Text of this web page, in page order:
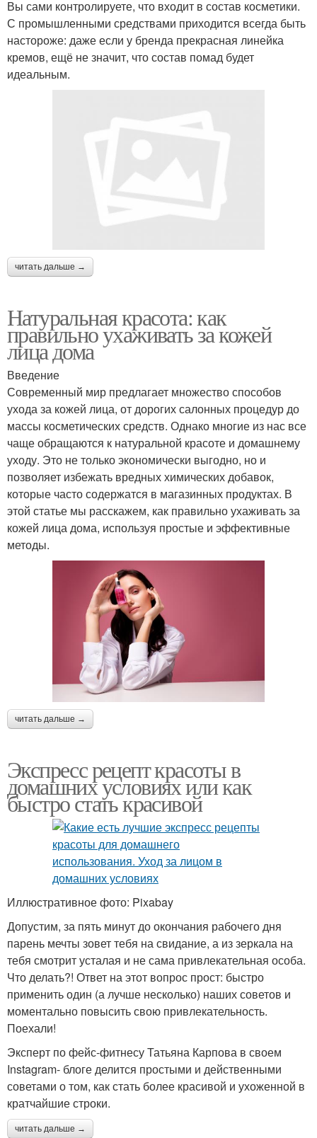
Вы сами контролируете, что входит в состав косметики.
С промышленными средствами приходится всегда быть
настороже: даже если у бренда прекрасная линейка
кремов, ещё не значит, что состав помад будет
идеальным.
читать дальше →
Натуральная красота: как
правильно ухаживать за кожей
лица дома
Введение
Современный мир предлагает множество способов
ухода за кожей лица, от дорогих салонных процедур до
массы косметических средств. Однако многие из нас все
чаще обращаются к натуральной красоте и домашнему
уходу. Это не только экономически выгодно, но и
позволяет избежать вредных химических добавок,
которые часто содержатся в магазинных продуктах. В
этой статье мы расскажем, как правильно ухаживать за
кожей лица дома, используя простые и эффективные
методы.
читать дальше →
Экспресс рецепт красоты в
домашних условиях или как
быстро стать красивой
Иллюстративное фото: Pixabay
Допустим, за пять минут до окончания рабочего дня
парень мечты зовет тебя на свидание, а из зеркала на
тебя смотрит усталая и не сама привлекательная особа.
Что делать?! Ответ на этот вопрос прост: быстро
применить один (а лучше несколько) наших советов и
моментально повысить свою привлекательность.
Поехали!
Эксперт по фейс-фитнесу Татьяна Карпова в своем
Instagram- блоге делится простыми и действенными
советами о том, как стать более красивой и ухоженной в
кратчайшие строки.
читать дальше →